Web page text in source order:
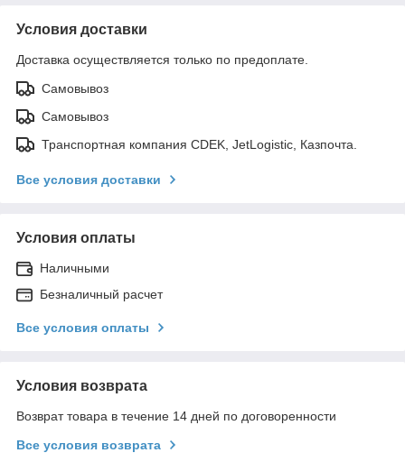
Условия доставки
Доставка осуществляется только по предоплате.
Самовывоз
Самовывоз
Транспортная компания CDEK, JetLogistic, Казпочта.
Все условия доставки
Условия оплаты
Наличными
Безналичный расчет
Все условия оплаты
Условия возврата
Возврат товара в течение 14 дней по договоренности
Все условия возврата